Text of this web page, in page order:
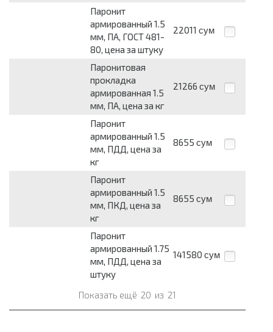
Паронит
армированный 1.5
мм, ПА, ГОСТ 481-
80, цена за штуку
22011 сум
Паронитовая
прокладка
армированная 1.5
мм, ПА, цена за кг
21266 сум
Паронит
армированный 1.5
мм, ПДД, цена за
кг
8655 сум
Паронит
армированный 1.5
мм, ПКД, цена за
кг
8655 сум
Паронит
армированный 1.75
мм, ПДД, цена за
штуку
141580 сум
Показать ещё 20 из 21